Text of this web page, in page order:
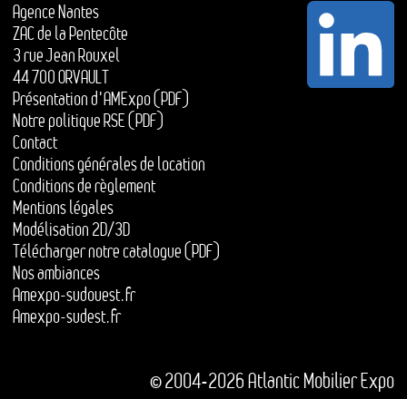
Agence Nantes
ZAC de la Pentecôte
3 rue Jean Rouxel
44 700 ORVAULT
Présentation d'AMExpo (PDF)
Notre politique RSE (PDF)
Contact
Conditions générales de location
Conditions de règlement
Mentions légales
Modélisation 2D/3D
Télécharger notre catalogue (PDF)
Nos ambiances
Amexpo-sudouest.fr
Amexpo-sudest.fr
© 2004-2026 Atlantic Mobilier Expo